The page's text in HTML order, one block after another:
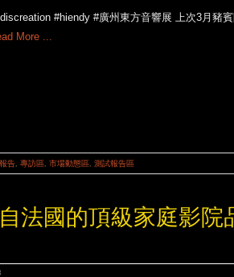
#hiendy #廣州東方音響展 上次3月豬
More ...
告, 專訪區, 市場動態區, 測試報告區
來自法國的頂級家庭影